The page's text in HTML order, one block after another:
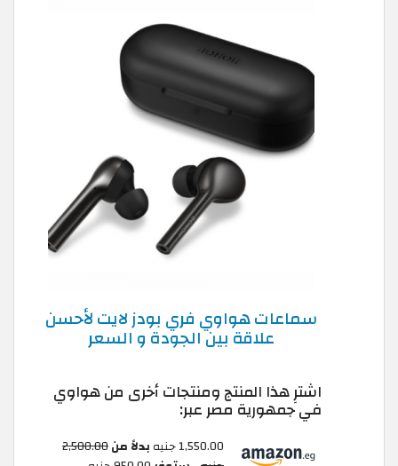
سماعات هواوي فري بودز لايت لأحسن
علاقة بين الجودة و السعر
اشترِ هذا المنتج ومنتجات أخرى من هواوي
في جمهورية مصر عبر:
1,550.00 جنيه بدلاً من2,500.00